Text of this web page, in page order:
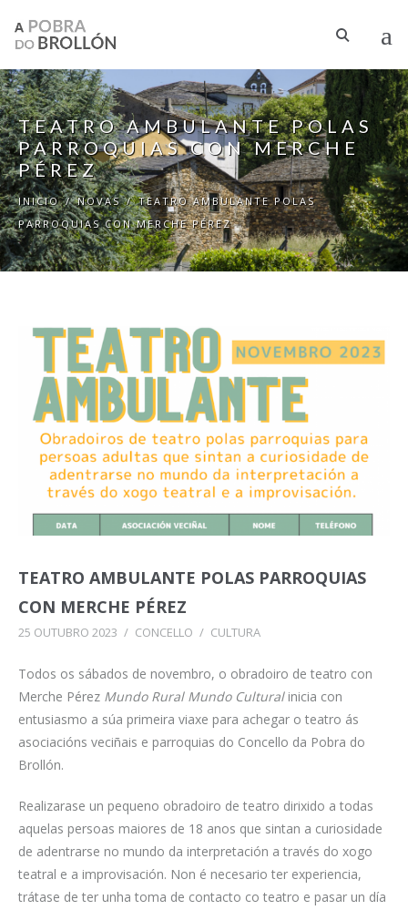
TEATRO AMBULANTE POLAS
PARROQUIAS CON MERCHE
PÉREZ
INICIO / NOVAS / TEATRO AMBULANTE POLAS
PARROQUIAS CON MERCHE PÉREZ
TEATRO AMBULANTE POLAS PARROQUIAS
CON MERCHE PÉREZ
25 OUTUBRO 2023 / CONCELLO / CULTURA
Todos os sábados de novembro, o obradoiro de teatro con
Merche Pérez Mundo Rural Mundo Cultural inicia con
entusiasmo a súa primeira viaxe para achegar o teatro ás
asociacións veciñais e parroquias do Concello da Pobra do
Brollón.
Realizarase un pequeno obradoiro de teatro dirixido a todas
aquelas persoas maiores de 18 anos que sintan a curiosidade
de adentrarse no mundo da interpretación a través do xogo
teatral e a improvisación. Non é necesario ter experiencia,
trátase de ter unha toma de contacto co teatro e pasar un día